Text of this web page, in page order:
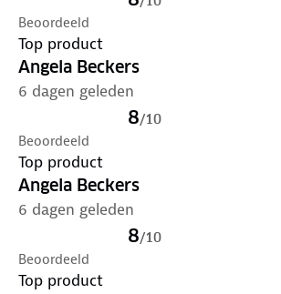
Beoordeeld
Top product
Angela Beckers
6 dagen geleden
8/10
Beoordeeld
Top product
Angela Beckers
6 dagen geleden
8/10
Beoordeeld
Top product